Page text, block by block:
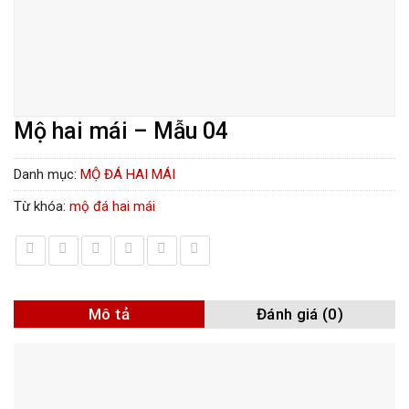
Mộ hai mái – Mẫu 04
Danh mục: MỘ ĐÁ HAI MÁI
Từ khóa: mộ đá hai mái
Mô tả Đánh giá (0)